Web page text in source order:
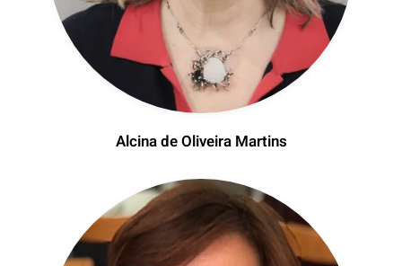
Alcina de Oliveira Martins